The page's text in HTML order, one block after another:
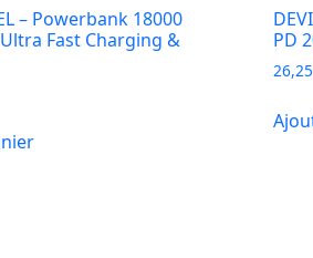
– Powerbank 18000
Ultra Fast Charging &
PD
26,25